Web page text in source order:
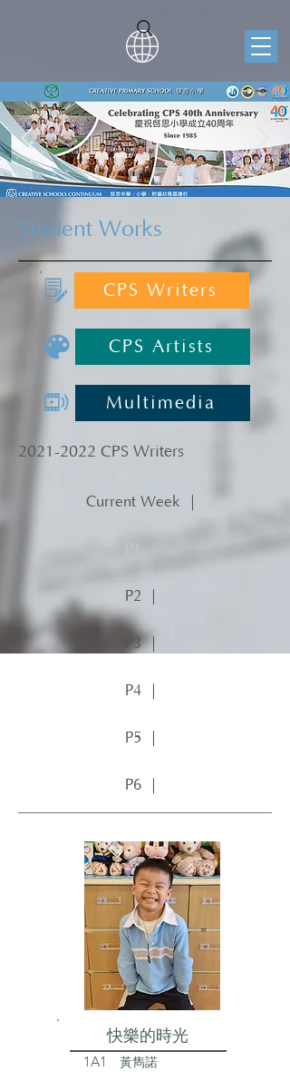
Student Works
CPS Writers
CPS Artists
Multimedia
2021-2022 CPS Writers
Current Week ｜
P2 ｜
P3 ｜
P4 ｜
P5 ｜
P6 ｜
快樂的時光
1A1 黃雋諾